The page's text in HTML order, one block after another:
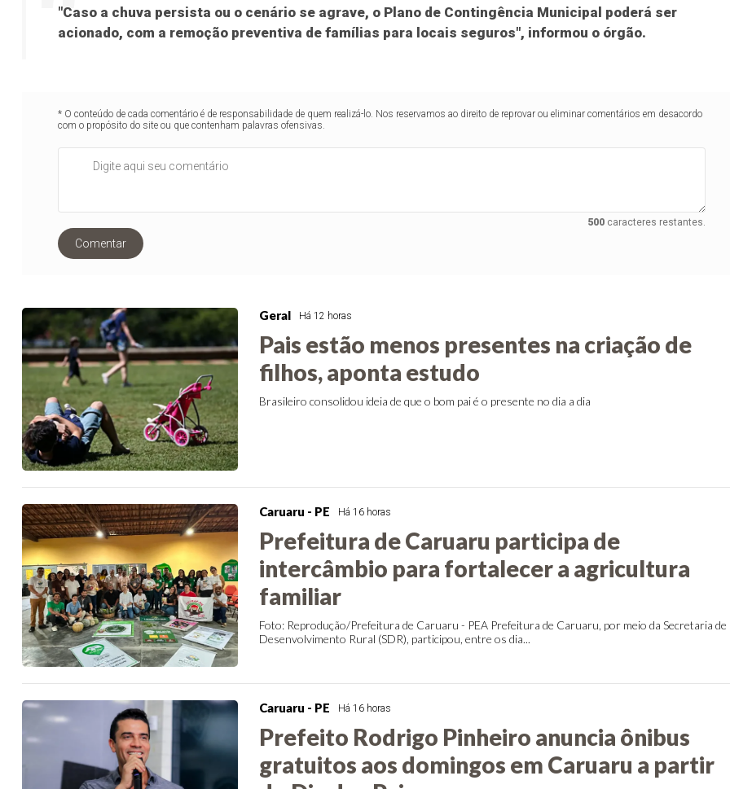
"Caso a chuva persista ou o cenário se agrave, o Plano de Contingência Municipal poderá ser
acionado, com a remoção preventiva de famílias para locais seguros", informou o órgão.
* O conteúdo de cada comentário é de responsabilidade de quem realizá-lo. Nos reservamos ao direito de reprovar ou eliminar comentários em desacordo
com o propósito do site ou que contenham palavras ofensivas.
500caracteres restantes.
Comentar
Geral Há 12 horas
Pais estão menos presentes na criação de
filhos, aponta estudo
Brasileiro consolidou ideia de que o bom pai é o presente no dia a dia
Caruaru - PE Há 16 horas
Prefeitura de Caruaru participa de
intercâmbio para fortalecer a agricultura
familiar
Foto: Reprodução/Prefeitura de Caruaru - PEA Prefeitura de Caruaru, por meio da Secretaria de
Desenvolvimento Rural (SDR), participou, entre os dia...
Caruaru - PE Há 16 horas
Prefeito Rodrigo Pinheiro anuncia ônibus
gratuitos aos domingos em Caruaru a partir